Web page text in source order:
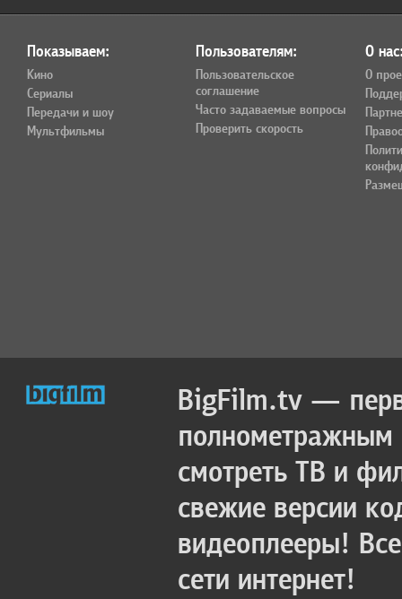
Показываем:
Кино
Сериалы
Передачи и шоу
Мультфильмы
Пользователям:
Пользовательское
соглашение
Часто задаваемые вопросы
Проверить скорость
О
О
BigFilm.tv —
полнометражным
смотреть ТВ и
свежие версии
видеоплееры!
сети интернет!